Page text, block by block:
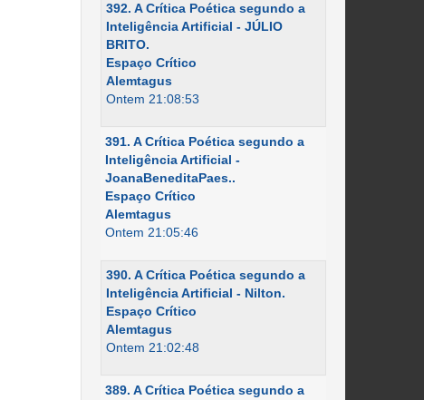
392. A Crítica Poética segundo a
Inteligência Artificial - JÚLIO
BRITO.
Espaço Crítico
Alemtagus
Ontem 21:08:53
391. A Crítica Poética segundo a
Inteligência Artificial -
JoanaBeneditaPaes..
Espaço Crítico
Alemtagus
Ontem 21:05:46
390. A Crítica Poética segundo a
Inteligência Artificial - Nilton.
Espaço Crítico
Alemtagus
Ontem 21:02:48
389. A Crítica Poética segundo a